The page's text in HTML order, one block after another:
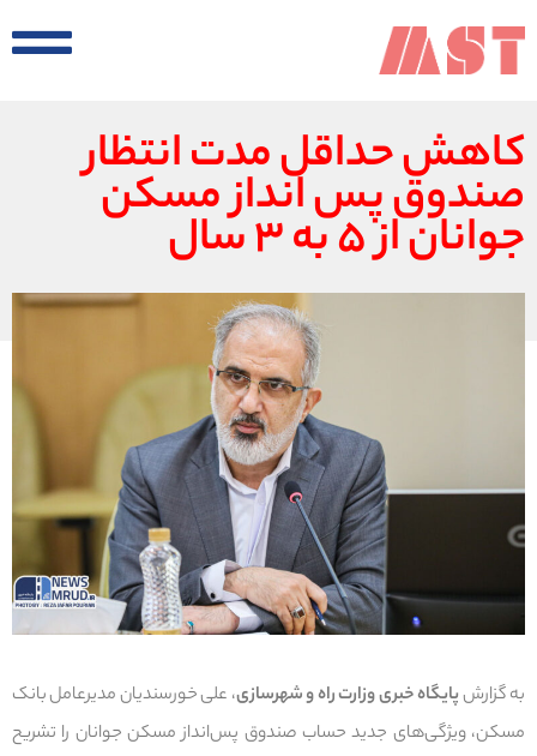
کاهش حداقل مدت انتظار
صندوق پس انداز مسکن
جوانان از ۵ به ۳ سال
به گزارشپایگاه خبری وزارت راه و شهرسازی، علی خورسندیان مدیرعامل بانک
مسکن، ویژگی‌های جدید حساب صندوق پس‌انداز مسکن جوانان را تشریح